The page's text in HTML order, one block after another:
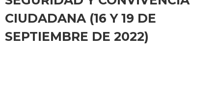
CIUDADANA (16 Y 19 DE
SEPTIEMBRE DE 2022)